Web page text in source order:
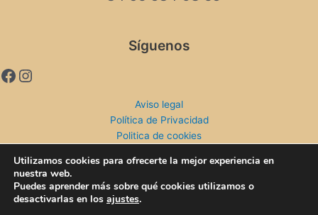
Síguenos
Aviso legal
Política de Privacidad
Politica de cookies
Utilizamos cookies para ofrecerte la mejor experiencia en
nuestra web.
Puedes aprender más sobre qué cookies utilizamos o
desactivarlas en los ajustes.